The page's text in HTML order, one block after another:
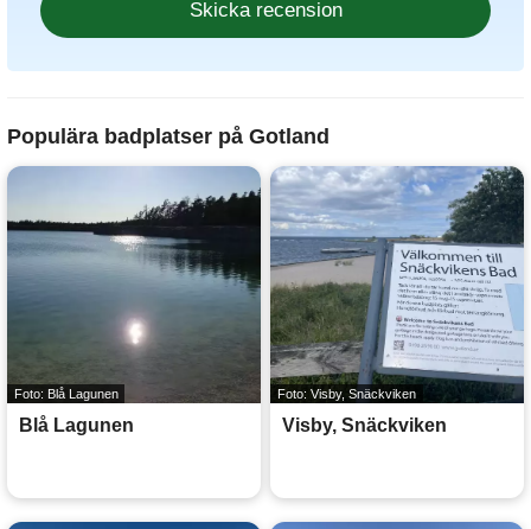
Populära badplatser på Gotland
Foto: Blå Lagunen
Blå Lagunen
Foto: Visby, Snäckviken
Visby, Snäckviken